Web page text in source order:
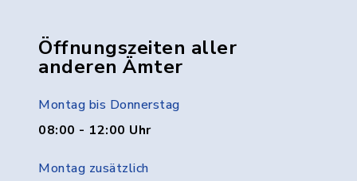
Öffnungszeiten aller
anderen Ämter
Montag bis Donnerstag
08:00 - 12:00 Uhr
Montag zusätzlich